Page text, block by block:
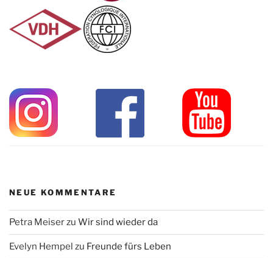
NEUE KOMMENTARE
Petra Meiserzu Wir sind wieder da
Evelyn Hempel zu Freunde fürs Leben